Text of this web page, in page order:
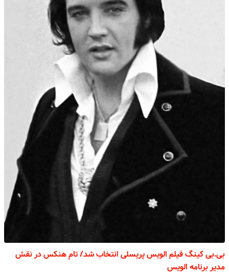
بی.بی کینگ فیلم الویس پریسلی انتخاب شد/ تام هنکس در نقش
مدیر برنامه الویس